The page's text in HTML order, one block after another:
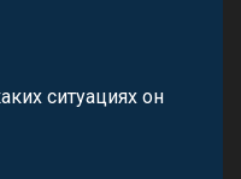
ситуациях он